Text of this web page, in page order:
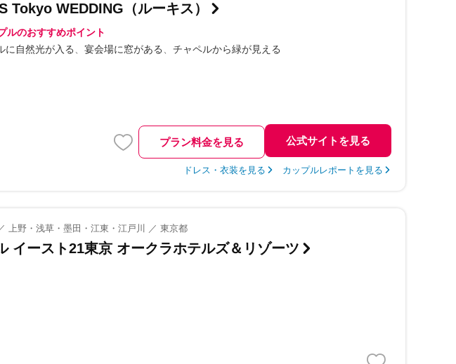
Tokyo WEDDING（ルーキス）
ルのおすすめポイント
に自然光が入る
宴会場に窓がある チャペルから緑が見える
プラン料金を見る 公式サイトを見る
ドレス・衣装を見る カップルレポートを見る
上野・浅草・墨田・江東・江戸川 ／ 東京都
イースト21東京 オークラホテルズ＆リゾーツ